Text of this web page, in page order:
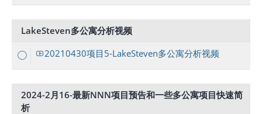
LakeSteven多公寓分析视频
20210430项目5-LakeSteven多公寓分析视频
2024-2月16-最新NNN项目预告和一些多公寓项目快速简
析